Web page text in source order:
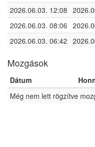
2026.06.03. 12:08
2026.06.03. 08:06
2026.06.03. 06:42
Mozgások
Dátum
Még nem lett rögzítve